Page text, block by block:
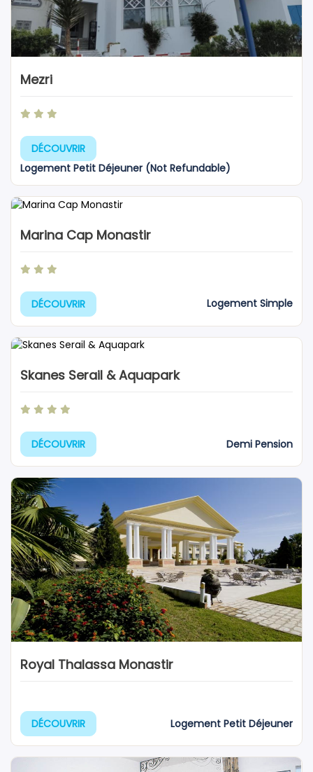
Mezri
DÉCOUVRIR
Logement Petit Déjeuner (Not Refundable)
Marina Cap Monastir
DÉCOUVRIR Logement Simple
Skanes Serail & Aquapark
DÉCOUVRIR Demi Pension
Royal Thalassa Monastir
DÉCOUVRIR Logement Petit Déjeuner